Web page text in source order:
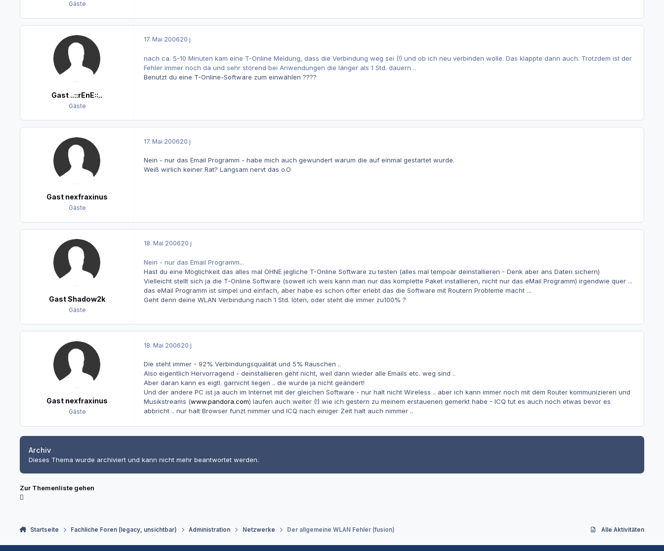
Gäste
Gast ..::rEnE::..
Gäste
17. Mai 200620 j
nach ca. 5-10 Minuten kam eine T-Online Meldung, dass die Verbindung weg sei (!) und ob ich neu verbinden wolle. Das klappte dann auch. Trotzdem ist der
Fehler immer noch da und sehr störend bei Anwendungen die länger als 1 Std. dauern ..
Benutzt du eine T-Online-Software zum einwählen ????
Gast nexfraxinus
Gäste
17. Mai 200620 j
Nein - nur das Email Programm - habe mich auch gewundert warum die auf einmal gestartet wurde.
Weiß wirlich keiner Rat? Langsam nervt das o.O
Gast Shadow2k
Gäste
18. Mai 200620 j
Nein - nur das Email Programm...
Hast du eine Möglichkeit das alles mal OHNE jegliche T-Online Software zu testen (alles mal tempoär deinstallieren - Denk aber ans Daten sichern)
Vielleicht stellt sich ja die T-Online Software (soweit ich weis kann man nur das komplette Paket installieren, nicht nur das eMail Programm) irgendwie quer ...
das eMail Programm ist simpel und einfach, aber habe es schon öfter erlebt das die Software mit Routern Probleme macht ...
Geht denn deine WLAN Verbindung nach 1 Std. löten, oder steht die immer zu100% ?
Gast nexfraxinus
Gäste
18. Mai 200620 j
Die steht immer - 92% Verbindungsqualität und 5% Rauschen ..
Also eigentlich Hervorragend - deinstallieren geht nicht, weil dann wieder alle Emails etc. weg sind ..
Aber daran kann es eigtl. garnicht liegen .. die wurde ja nicht geändert!
Und der andere PC ist ja auch im Internet mit der gleichen Software - nur halt nicht Wireless .. aber ich kann immer noch mit dem Router kommunizieren und
Musikstreams (www.pandora.com) laufen auch weiter (!) wie ich gestern zu meinem erstauenen gemerkt habe - ICQ tut es auch noch etwas bevor es
abbricht .. nur halt Browser funzt nimmer und ICQ nach einiger Zeit halt auch nimmer ..
Archiv
Dieses Thema wurde archiviert und kann nicht mehr beantwortet werden.
Zur Themenliste gehen
Startseite Fachliche Foren (legacy, unsichtbar) Administration Netzwerke Der allgemeine WLAN Fehler (fusion) Alle Aktivitäten